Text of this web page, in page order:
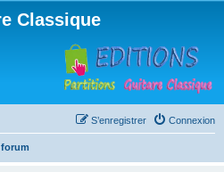
Classique
Connexion
S’enregistrer